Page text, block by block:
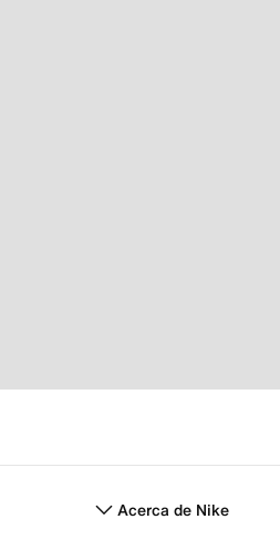
Acerca de Nike